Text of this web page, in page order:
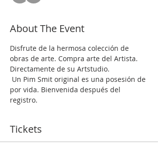
About The Event
Disfrute de la hermosa colección de
obras de arte. Compra arte del Artista.
Directamente de su Artstudio.
por vida. Bienvenida después del
registro.
Tickets